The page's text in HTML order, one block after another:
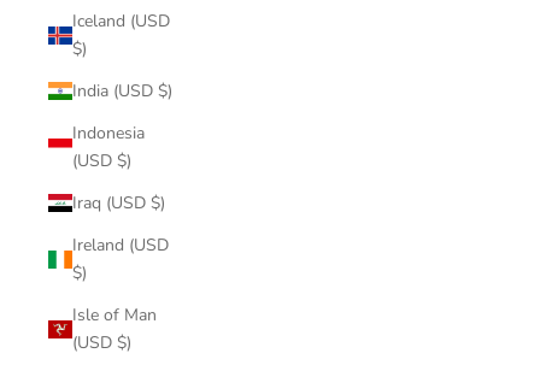
Iceland (USD
$)
India (USD $)
Indonesia
(USD $)
Iraq (USD $)
Ireland (USD
$)
Isle of Man
(USD $)